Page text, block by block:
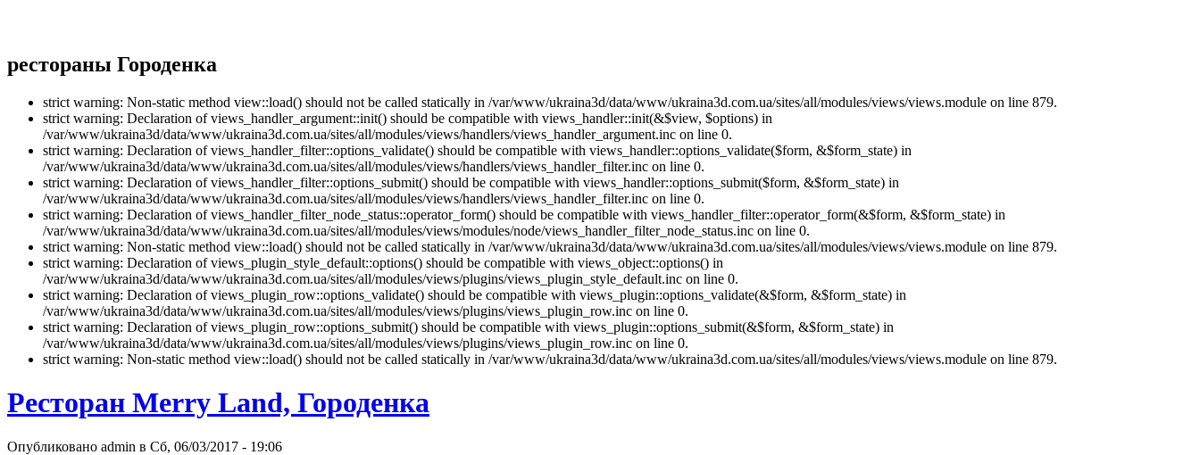
рестораны Городенка
strict warning: Non-static method view::load() should not be called statically in /var/www/ukraina3d/data/www/ukraina3d.com.ua/sites/all/modules/views/views.module on line 879.
strict warning: Declaration of views_handler_argument::init() should be compatible with views_handler::init(&$view, $options) in
/var/www/ukraina3d/data/www/ukraina3d.com.ua/sites/all/modules/views/handlers/views_handler_argument.inc on line 0.
strict warning: Declaration of views_handler_filter::options_validate() should be compatible with views_handler::options_validate($form, &$form_state) in
/var/www/ukraina3d/data/www/ukraina3d.com.ua/sites/all/modules/views/handlers/views_handler_filter.inc on line 0.
strict warning: Declaration of views_handler_filter::options_submit() should be compatible with views_handler::options_submit($form, &$form_state) in
/var/www/ukraina3d/data/www/ukraina3d.com.ua/sites/all/modules/views/handlers/views_handler_filter.inc on line 0.
strict warning: Declaration of views_handler_filter_node_status::operator_form() should be compatible with views_handler_filter::operator_form(&$form, &$form_state) in
/var/www/ukraina3d/data/www/ukraina3d.com.ua/sites/all/modules/views/modules/node/views_handler_filter_node_status.inc on line 0.
strict warning: Non-static method view::load() should not be called statically in /var/www/ukraina3d/data/www/ukraina3d.com.ua/sites/all/modules/views/views.module on line 879.
strict warning: Declaration of views_plugin_style_default::options() should be compatible with views_object::options() in
/var/www/ukraina3d/data/www/ukraina3d.com.ua/sites/all/modules/views/plugins/views_plugin_style_default.inc on line 0.
strict warning: Declaration of views_plugin_row::options_validate() should be compatible with views_plugin::options_validate(&$form, &$form_state) in
/var/www/ukraina3d/data/www/ukraina3d.com.ua/sites/all/modules/views/plugins/views_plugin_row.inc on line 0.
strict warning: Declaration of views_plugin_row::options_submit() should be compatible with views_plugin::options_submit(&$form, &$form_state) in
/var/www/ukraina3d/data/www/ukraina3d.com.ua/sites/all/modules/views/plugins/views_plugin_row.inc on line 0.
strict warning: Non-static method view::load() should not be called statically in /var/www/ukraina3d/data/www/ukraina3d.com.ua/sites/all/modules/views/views.module on line 879.
Ресторан Merry Land, Городенка
Опубликовано admin в Сб, 06/03/2017 - 19:06